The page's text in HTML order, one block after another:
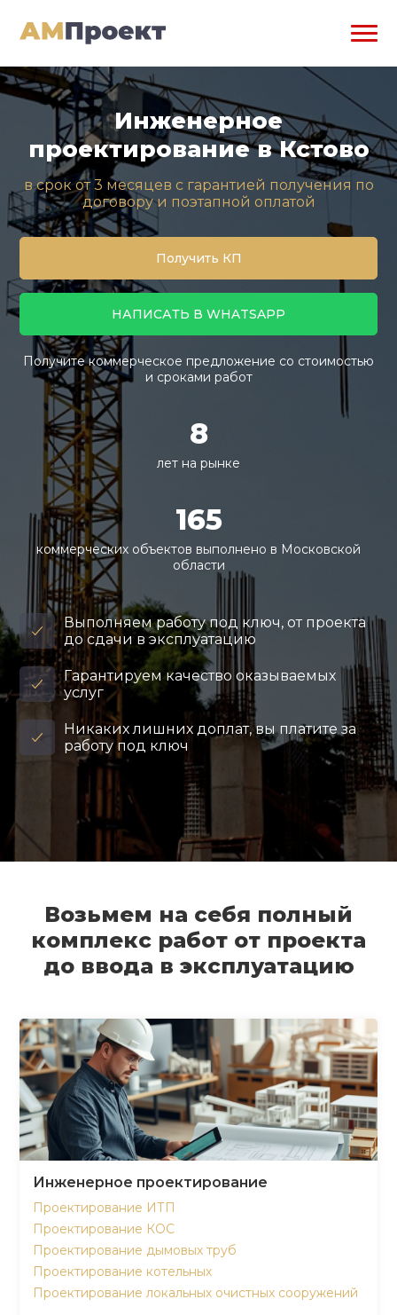
Инженерное
проектирование в Кстово
в срок от 3 месяцев с гарантией получения по
договору и поэтапной оплатой
Получить КП
НАПИСАТЬ В WHATSAPP
Получите коммерческое предложение со стоимостью
и сроками работ
8
лет на рынке
165
коммерческих объектов выполнено в Московской
области
Выполняем работу под ключ, от проекта
до сдачи в эксплуатацию
Гарантируем качество оказываемых
услуг
Никаких лишних доплат, вы платите за
работу под ключ
Возьмем на себя полный
комплекс работ от проекта
до ввода в эксплуатацию
Инженерное проектирование
Проектирование ИТП
Проектирование КОС
Проектирование дымовых труб
Проектирование котельных
Проектирование локальных очистных сооружений